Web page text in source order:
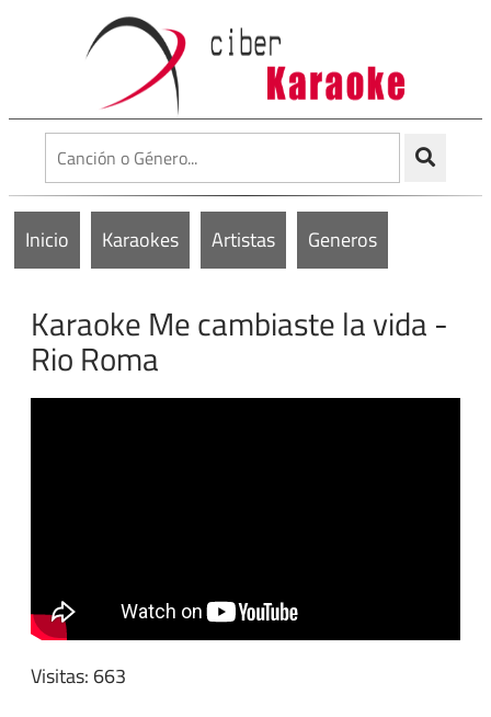
Inicio Karaokes Artistas Generos
Karaoke Me cambiaste la vida -
Rio Roma
Visitas: 663